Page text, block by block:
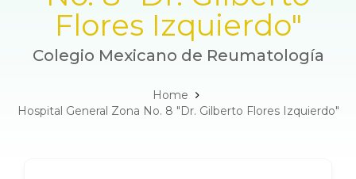
Flores Izquierdo"
Colegio Mexicano de Reumatología
Home
Hospital General Zona No. 8 "Dr. Gilberto Flores Izquierdo"